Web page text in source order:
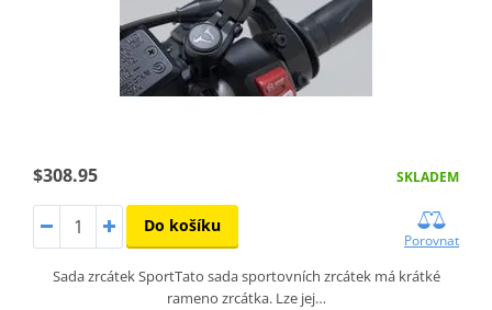
$308.95 SKLADEM
Do košíku
Porovnat
Sada zrcátek SportTato sada sportovních zrcátek má krátké
rameno zrcátka. Lze jej…